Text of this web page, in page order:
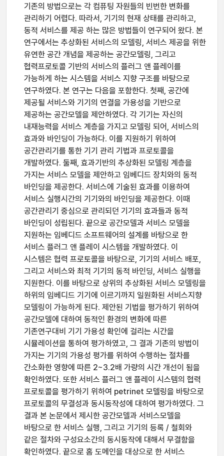
기존의 방법으로는 각 컴퓨팅 자원들의 빈번한 변화를
관리하기 어렵다. 따라서, 기기의 현재 상태를 관리하고,
동적 서비스를 제공 하는 많은 방법들이 연구되어 왔다. 본
연구에서는 추상화된 서비스의 모델링, 서비스 제공을 위한
유연한 공간 개념을 제공하는 공간모델링, 그리고
협력프로토콜 기반의 서비스의 플러그 앤 플레이를
가능하게 하는 시스템을 서비스 지향 구조를 바탕으로
연구하였다. 본 연구는 다음을 포함한다. 첫째, 공간에
제공될 서비스와 기기의 연결을 가용성을 기반으로
제공하는 공간모델을 제안하였다. 각 기기는 자신의
내재능력을 서비스 계층을 가지고 모델링 되어, 서비스의
효과와 바인딩이 가능하다. 이를 지원하기 위하여
공간관리기를 통한 기기 관리 기법과 프로토콜을
개발하였다. 둘째, 효과기반의 추상화된 모델링 계층을
가지는 서비스 모델을 제안하고 임베디드 장치와의 동적
바인딩을 제공한다. 서비스에 기술된 효과를 이용하여
서비스 실행시간의 기기와의 바인딩을 제공한다. 이때
공간관리기 중심으로 관리되던 기기의 효과들과 동적
바인딩이 성립된다. 끝으로 공간모델과 서비스 모델을
지원하는 임베디드 소프트웨어의 설계를 바탕으로 한
서비스 플러그 앤 플레이 시스템을 개발하였다. 이
시스템은 협력 프로토콜을 바탕으로, 기기의 서비스 배포,
그리고 서비스와 최적 기기의 동적 바인딩, 서비스 실행을
지원한다. 이를 바탕으로 상위의 추상화된 서비스 모델링을
하위의 임베디드 기기에 이르기까지 일원화된 서비스지향
모델링이 가능하게 된다. 제안된 기법을 평가하기 위하여
공간모델에 대하여 동적인 환경의 변화에 따른
기존연구대비 기기 가용성 확인에 걸리는 시간을
시뮬레이션을 통하여 평가하였고, 그 결과 기존의 방법이
가지는 기기의 가용성 평가를 위하여 수행하는 절차를
간소화한 영향에 따른 2~3.2배 가량의 시간 개선이 됨을
확인하였다. 또한 서비스 플러그 앤 플레이 시스템의 협력
프로토콜을 평가하기 위하여 petrinet 모델링을 바탕으로
프로토콜의 무결성과 동시동작성에 대하여 평가하였다. 그
결과 본 논문에서 제시한 공간모델과 서비스모델을
바탕으로 한 서비스 실행, 그리고 기기의 등록 / 철회와
같은 절차와 구성요소간의 동시동작에 대해서 무결함을
확인하였다. 끝으로 홈 도메인을 대상으로 한 서비스